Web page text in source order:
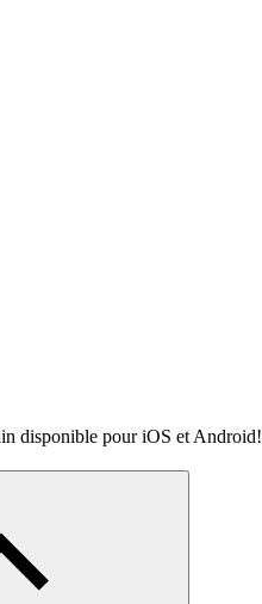
disponible pour iOS et Android!